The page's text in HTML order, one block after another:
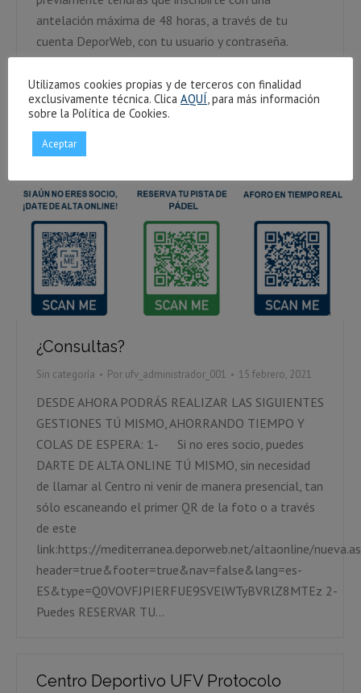
antelación máxima de 48 horas, a través de tu
cuenta DeporWeb, con tu usuario y contraseña.
Importantísimo cancelar la reserva si no se va a
asistir,…
¿Consultas?
Sin categoría Por ufv_administrador_001 15 febrero, 2021
DESDE AHORA PODRÁS REALIZAR LAS SIGUIENTES
GESTIONES TÚ MISMO, AHORRANDO TIEMPO Y
COLAS DE ESPERA: 1- Si no eres socio, puedes
DARTE DE ALTA ONLINE TÚ MISMO, sin necesidad
de llamar al Centro ni venir de manera presencial, tan
sólo escaneando el primer QR de la foto o a través
de este
link:https://mediterranea.deporweb.net/altaonline/
header=true&footer=true&nav=false&lang=es-
ES&type=Q0VOVFJPIERFUE9SVElWTyBVRlZ8MTEz 2-
Puedes RESERVAR TU…
Centro Deportivo UFV Protocolo
Utilizamos cookies propias y de terceros con finalidad
exclusivamente técnica. Clica AQUÍ, para más información
sobre la Política de Cookies.
Aceptar